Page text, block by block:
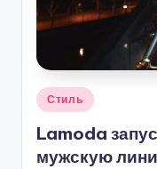
Опубликовано
Стиль
Lamoda
мужскую